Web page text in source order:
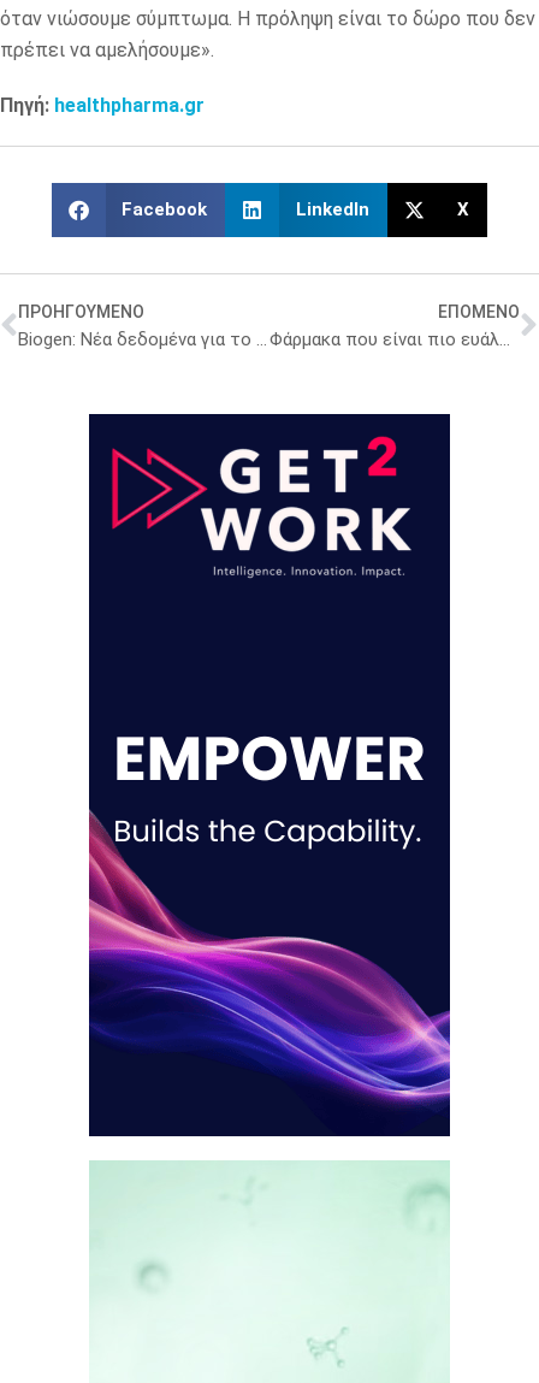
όταν νιώσουμε σύμπτωμα. Η πρόληψη είναι το δώρο που δεν
πρέπει να αμελήσουμε».
Πηγή: healthpharma.gr
Facebook LinkedIn X
ΠΡΟΗΓΟΥΜΕΝΟ
Biogen: Νέα δεδομένα για το nusinersen στη Νωτιαία Μυϊκή Ατροφία
ΕΠΟΜΕΝΟ
Φάρμακα που είναι πιο ευάλωτα σε ελλείψεις – Να αλλάξει στάση η Ευρώπη απέναντι στα γενόσημα